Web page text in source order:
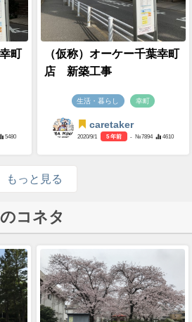
町
5480
（仮称）オーケー千葉幸町
店 新築工事
生活・暮らし 幸町
caretaker
2020/9/1 5 年前 - №7894 4610
もっと見る
コネタ